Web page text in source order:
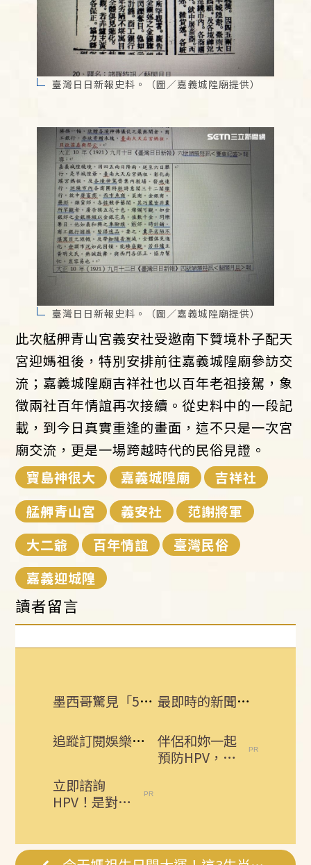
臺灣日日新報史料。（圖／嘉義城隍廟提供）
臺灣日日新報史料。（圖／嘉義城隍廟提供）
此次艋舺青山宮義安社受邀南下贊境朴子配天
宮迎媽祖後，特別安排前往嘉義城隍廟參訪交
流；嘉義城隍廟吉祥社也以百年老祖接駕，象
徵兩社百年情誼再次接續。從史料中的一段記
載，到今日真實重逢的畫面，這不只是一次宮
廟交流，更是一場跨越時代的民俗見證。
寶島神很大
嘉義城隍廟
吉祥社
艋舺青山宮
義安社
范謝將軍
大二爺
百年情誼
臺灣民俗
嘉義迎城隍
讀者留言
墨西哥驚見「5屍掛橋」！前市長也慘死 最即時的新聞話題 追蹤訂閱三立新聞網
追蹤訂閱娛樂星聞 給你最即時的娛樂星鮮事
伴侶和妳一起
預防HPV，才
立即諮詢
HPV！是對自
在不嫌晚...